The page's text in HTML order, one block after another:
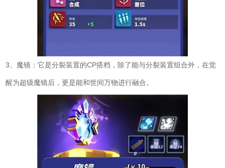
3、魔镜：它是分裂装置的CP搭档，除了能与分裂装置组合外，在觉
醒为超级魔镜后，更是能和世间万物进行融合。